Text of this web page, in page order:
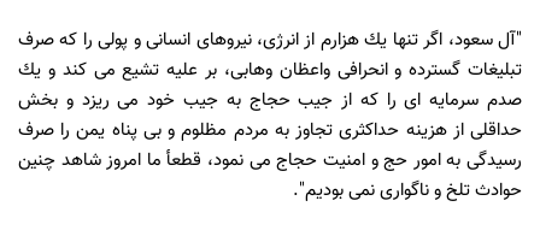
"آل سعود، اگر تنها يك هزارم از انرژى، نیروهای انسانی و پولى را كه صرف
تبليغات گسترده و انحرافى واعظان وهابى، بر عليه تشيع مى كند و يك
صدم سرمايه اى را كه از جيب حجاج به جيب خود مى ريزد و بخش
حداقلى از هزينه حداكثرى تجاوز به مردم مظلوم و بى پناه يمن را صرف
رسيدگى به امور حج و امنيت حجاج مى نمود، قطعأ ما امروز شاهد چنين
حوادث تلخ و ناگوارى نمى بوديم".